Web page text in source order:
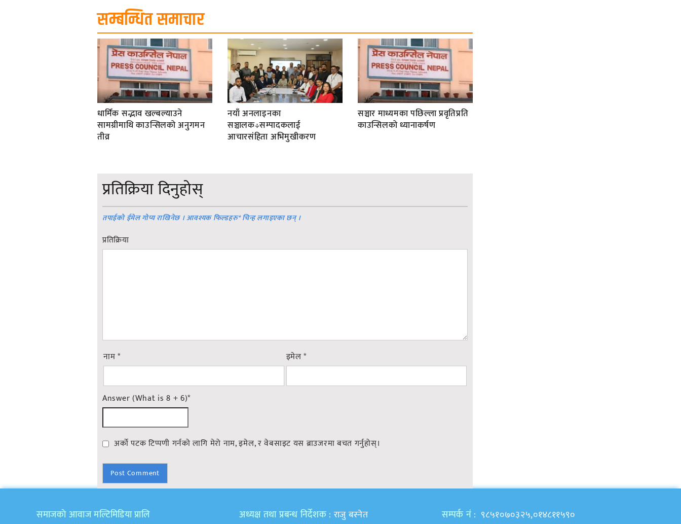
सम्बन्धित समाचार
धार्मिक सद्भाव खल्बल्याउने
सामग्रीमाथि काउन्सिलको अनुगमन
तीव्र
नयाँ अनलाइनका
सञ्चालक÷सम्पादकलाई
आचारसंहिता अभिमुखीकरण
सञ्चार माध्यमका पछिल्ला प्रवृतिप्रति
काउन्सिलको ध्यानाकर्षण
प्रतिक्रिया दिनुहोस्
तपाईको ईमेल गोप्य राखिनेछ । आवश्यक फिल्डहरु*चिन्ह लगाइएका छन् ।
प्रतिक्रिया
नाम* इमेल*
Answer (What is 8 + 6)*
अर्को पटक टिप्पणी गर्नको लागि मेरो नाम, इमेल, र वेबसाइट यस ब्राउजरमा बचत गर्नुहोस्।
समाजकाे आवाज मल्टिमिडिया प्रालि अध्यक्ष तथा प्रबन्ध निर्देशक : राजु बस्नेत सम्पर्क नं : ९८५१०७०३२५,०१४८११५९०